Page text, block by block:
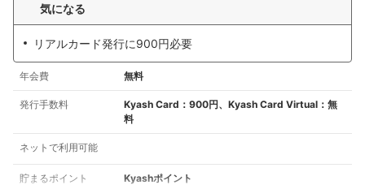
気になる
リアルカード発行に900円必要
年会費 無料
発行手数料
Kyash Card：900円、Kyash Card Virtual：無
料
ネットで利用可能
貯まるポイント Kyashポイント